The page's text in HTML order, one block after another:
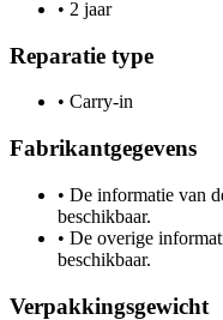
• 2 jaar
Reparatie type
• Carry-in
Fabrikantgegevens
• De informatie van
beschikbaar.
• De overige
beschikbaar.
Verpakkingsgewicht